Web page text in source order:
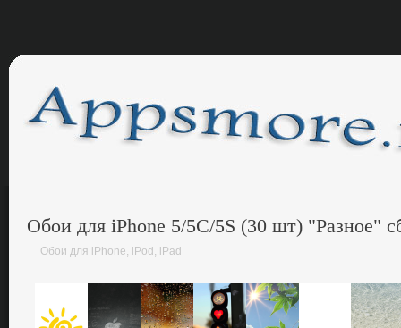
Обои для iPhone 5/5C/5S (30 шт) "Разное"
Обои для iPhone, iPod, iPad